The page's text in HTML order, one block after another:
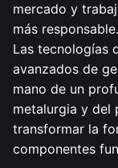
mercado y
más responsable.
Las tecnologías
avanzados de
mano de un
metalurgia y del
transformar la
componentes